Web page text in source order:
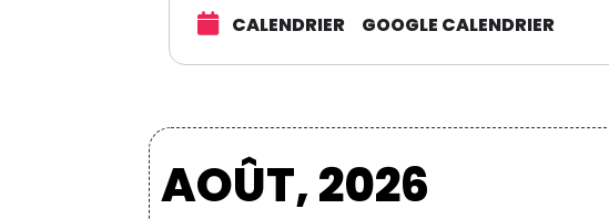
CALENDRIER GOOGLE CALENDRIER
AOÛT, 2026